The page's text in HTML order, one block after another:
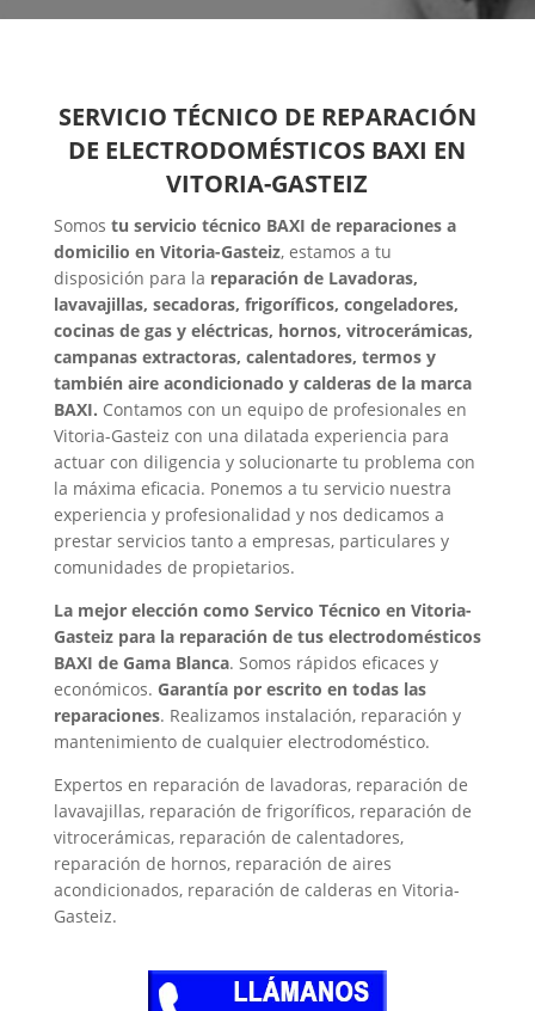
SERVICIO TÉCNICO DE REPARACIÓN
DE ELECTRODOMÉSTICOS BAXI EN
VITORIA-GASTEIZ
Somos tu servicio técnico BAXI de reparaciones a
domicilio en Vitoria-Gasteiz, estamos a tu
disposición para la reparación de Lavadoras,
lavavajillas, secadoras, frigoríficos, congeladores,
cocinas de gas y eléctricas, hornos, vitrocerámicas,
campanas extractoras, calentadores, termos y
también aire acondicionado y calderas de la marca
BAXI. Contamos con un equipo de profesionales en
Vitoria-Gasteiz con una dilatada experiencia para
actuar con diligencia y solucionarte tu problema con
la máxima eficacia. Ponemos a tu servicio nuestra
experiencia y profesionalidad y nos dedicamos a
prestar servicios tanto a empresas, particulares y
comunidades de propietarios.
La mejor elección como Servico Técnico en Vitoria-
Gasteiz para la reparación de tus electrodomésticos
BAXI de Gama Blanca. Somos rápidos eficaces y
económicos. Garantía por escrito en todas las
reparaciones. Realizamos instalación, reparación y
mantenimiento de cualquier electrodoméstico.
Expertos en reparación de lavadoras, reparación de
lavavajillas, reparación de frigoríficos, reparación de
vitrocerámicas, reparación de calentadores,
reparación de hornos, reparación de aires
acondicionados, reparación de calderas en Vitoria-
Gasteiz.